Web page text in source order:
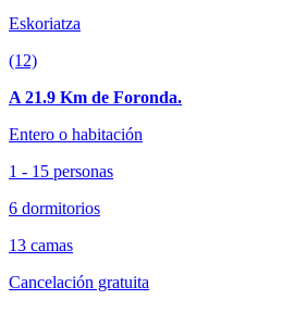
Eskoriatza
(12)
A 21.9 Km de Foronda.
Entero o habitación
1 - 15 personas
6 dormitorios
13 camas
Cancelación gratuita